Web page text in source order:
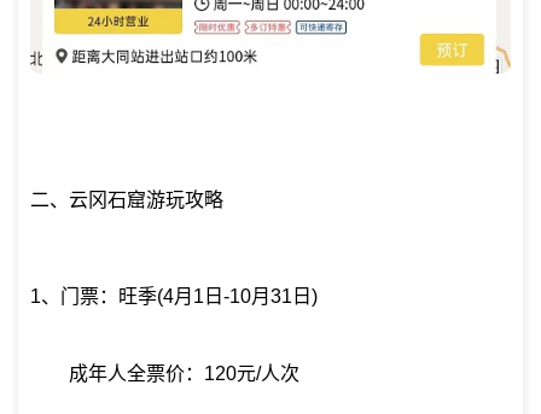
二、云冈石窟游玩攻略
1、门票：旺季(4月1日-10月31日)
成年人全票价：120元/人次